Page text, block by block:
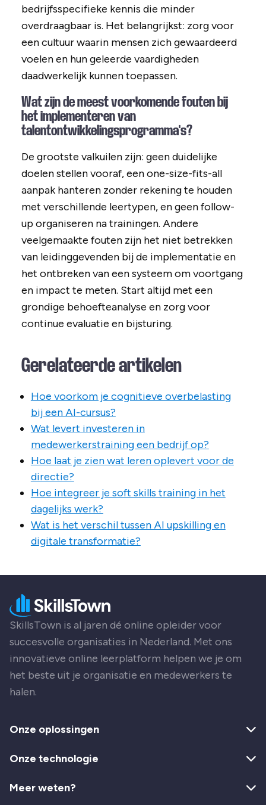
bedrijfsspecifieke kennis die minder
overdraagbaar is. Het belangrijkst: zorg voor
een cultuur waarin mensen zich gewaardeerd
voelen en hun geleerde vaardigheden
daadwerkelijk kunnen toepassen.
Wat zijn de meest voorkomende fouten bij
het implementeren van
talentontwikkelingsprogramma's?
De grootste valkuilen zijn: geen duidelijke
doelen stellen vooraf, een one-size-fits-all
aanpak hanteren zonder rekening te houden
met verschillende leertypen, en geen follow-
up organiseren na trainingen. Andere
veelgemaakte fouten zijn het niet betrekken
van leidinggevenden bij de implementatie en
het ontbreken van een systeem om voortgang
en impact te meten. Start altijd met een
grondige behoefteanalyse en zorg voor
continue evaluatie en bijsturing.
Gerelateerde artikelen
Hoe voorkom je cognitieve overbelasting
bij een AI-cursus?
Wat levert investeren in
medewerkerstraining een bedrijf op?
Hoe laat je zien wat leren oplevert voor de
directie?
Hoe integreer je soft skills training in het
dagelijks werk?
Wat is het verschil tussen AI upskilling en
digitale transformatie?
SkillsTown is al jaren dé online opleider voor
succesvolle organisaties in Nederland. Met ons
innovatieve online leerplatform helpen we je om
het beste uit je organisatie en medewerkers te
halen.
Onze oplossingen
Onze technologie
Meer weten?